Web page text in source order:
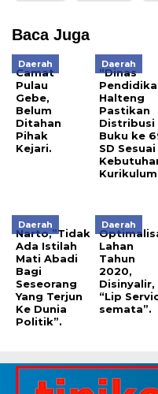
Baca Juga
Daerah
Camat
Pulau
Gebe,
Belum
Ditahan
Pihak
Kejari.
Daerah
“Dinas
Halteng
Pastikan
Distribusi
Buku ke
SD Sesuai
Daerah
Narto,”Tidak
Ada Istilah
Mati Abadi
Bagi
Seseorang
Yang Terjun
Ke Dunia
Politik”.
Daerah
Lahan
Tahun
2020,
Disinyalir,
“Lip
semata”.